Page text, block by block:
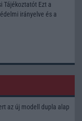
Tájékoztatót Ezt a
irányelve és a
az új modell dupla alap